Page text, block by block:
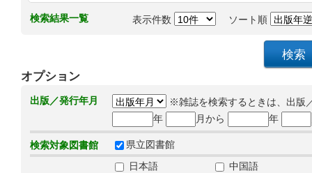
検索結果一覧 表示件数 ソート順
オプション
出版／発行年月
※雑誌を検索するときは、出版
年
月から 年
検索対象図書館 県立図書館
日本語
中国語